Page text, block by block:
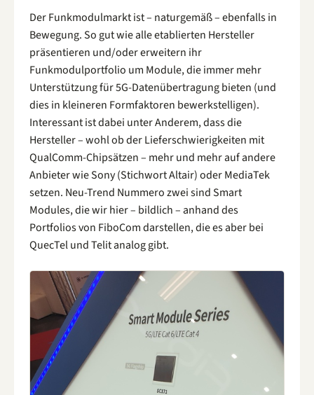
Der Funkmodulmarkt ist – naturgemäß – ebenfalls in
Bewegung. So gut wie alle etablierten Hersteller
präsentieren und/oder erweitern ihr
Funkmodulportfolio um Module, die immer mehr
Unterstützung für 5G-Datenübertragung bieten (und
dies in kleineren Formfaktoren bewerkstelligen).
Interessant ist dabei unter Anderem, dass die
Hersteller – wohl ob der Lieferschwierigkeiten mit
QualComm-Chipsätzen – mehr und mehr auf andere
Anbieter wie Sony (Stichwort Altair) oder MediaTek
setzen. Neu-Trend Nummero zwei sind Smart
Modules, die wir hier – bildlich – anhand des
Portfolios von FiboCom darstellen, die es aber bei
QuecTel und Telit analog gibt.